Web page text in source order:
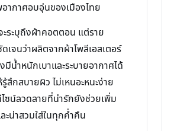
ากาศอบอุ่นของเมืองไทย
ระบุถึงผ้าคอตตอน แต่ราย
ดเจนว่าผลิตจากผ้าโพลีเอสเตอร์
น้ำหนักเบาและระบายอากาศได้
สึกสบายผิว ไม่เหนอะหนะง่าย
ซน์ลวดลายที่น่ารักยังช่วยเพิ่ม
ะน่าสวมใส่ในทุกค่ำคืน